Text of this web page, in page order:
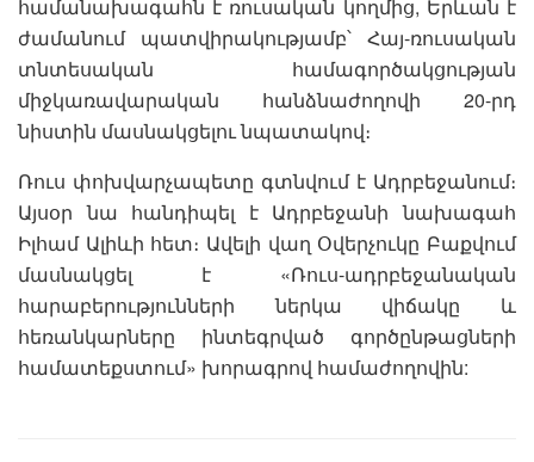
համանախագահն է ռուսական կողմից, Երևան է
ժամանում պատվիրակությամբ՝ Հայ-ռուսական
տնտեսական համագործակցության
միջկառավարական հանձնաժողովի 20-րդ
նիստին մասնակցելու նպատակով։
Ռուս փոխվարչապետը գտնվում է Ադրբեջանում։
Այսօր նա հանդիպել է Ադրբեջանի նախագահ
Իլհամ Ալիևի հետ։ Ավելի վաղ Օվերչուկը Բաքվում
մասնակցել է «Ռուս-ադրբեջանական
հարաբերությունների ներկա վիճակը և
հեռանկարները ինտեգրված գործընթացների
համատեքստում» խորագրով համաժողովին: